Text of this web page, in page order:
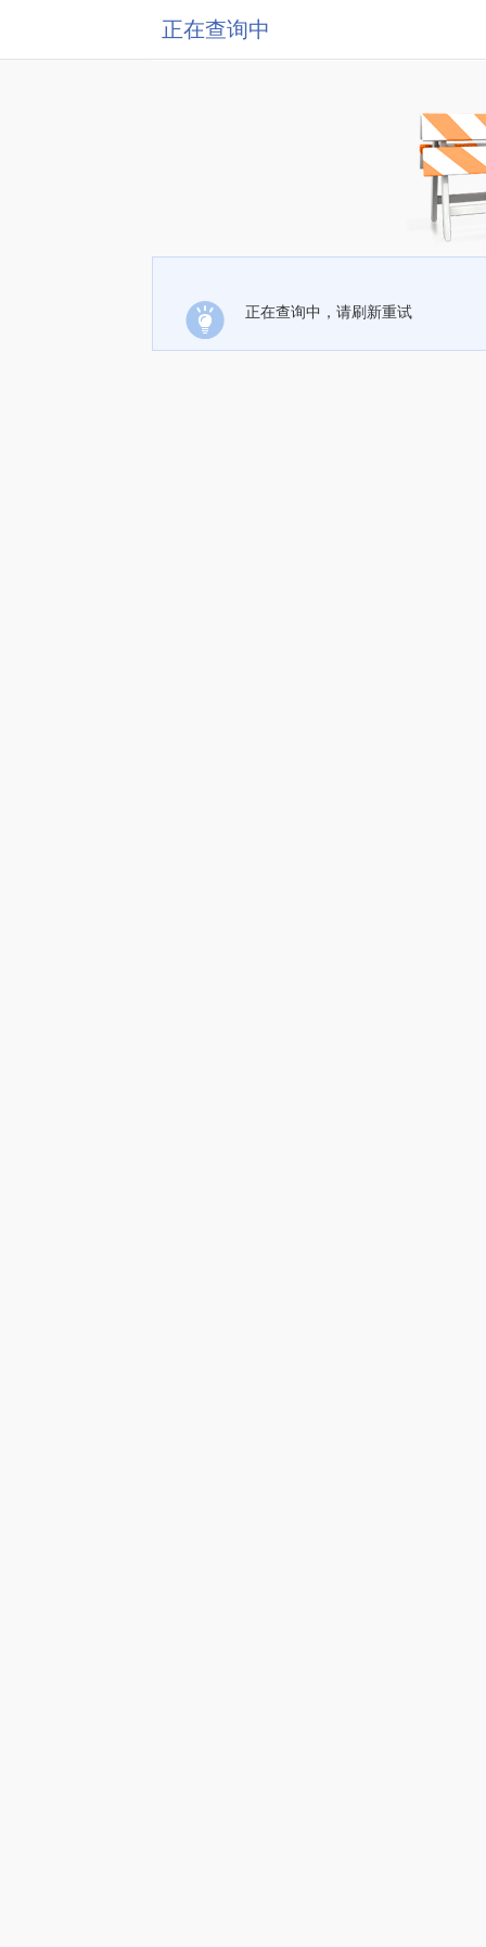
正在查询中
正在查询中，请刷新重试